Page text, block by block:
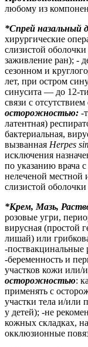
любому из
*Спрей назальный
хирургические
слизистой
заживление ран); -
сезонном и
лет, при остром
синусита — до 12-
связи с
осторожностью: -
латентная)
бактериальная,
вызванная Herpes
исключения
по указанию врача
нелеченой местной
слизистой
*Крем, Мазь,
розовые угри,
вирусная (простой
лишай) или
-поствакцинальные
-беременность и
участков кожи или/
осторожностью:
применять с
участки тела и/или
у детей); -не
кожных складках,
окклюзионные